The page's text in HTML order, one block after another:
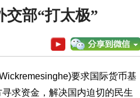
交部“打太极”
要求国际货币基
求资金，解决国内迫切的民生